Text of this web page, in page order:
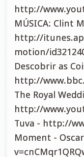
http://
MÚSICA: Clint
http://
motion/
Descobrir as
http://
The Royal
http://
Tuva - http://
Moment -